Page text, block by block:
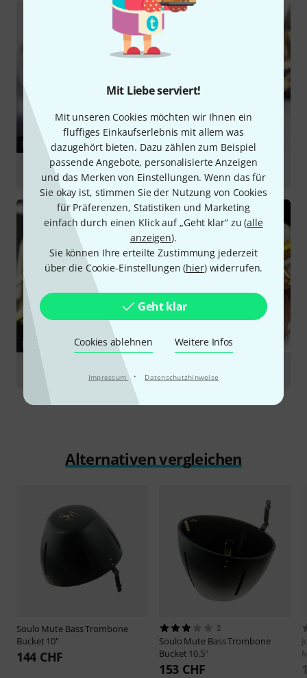
Mit Liebe serviert!
Mit unseren Cookies möchten wir Ihnen ein
fluffiges Einkaufserlebnis mit allem was
dazugehört bieten. Dazu zählen zum Beispiel
passende Angebote, personalisierte Anzeigen
und das Merken von Einstellungen. Wenn das für
Sie okay ist, stimmen Sie der Nutzung von Cookies
für Präferenzen, Statistiken und Marketing
einfach durch einen Klick auf „Geht klar“ zu (alle
anzeigen).
Sie können Ihre erteilte Zustimmung jederzeit
über die Cookie-Einstellungen (hier) widerrufen.
Geht klar
Cookies ablehnen Weitere Infos
Impressum · Datenschutzhinweise
RATGEBER
Dämpfer
RATGEBER
Alternativen vergleichen
Soulo Mute Bass Trombone
Bucket 10"
144 CHF
2
Soulo Mute Bass Trombone
Bucket 10.5"
153 CHF